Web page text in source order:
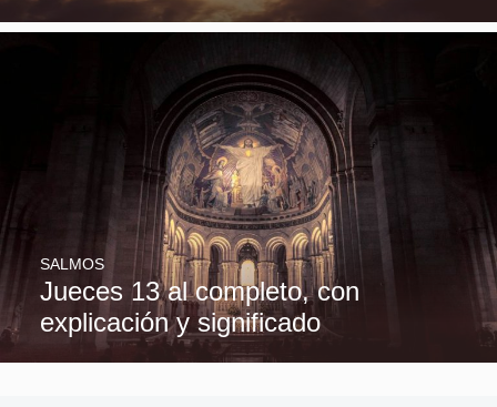
Jueces 13 al completo, con
explicación y significado
SALMOS